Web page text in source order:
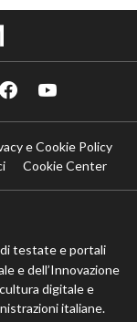
e Cookie Policy
Cookie Center
testate e portali
e dell’Innovazione
digitale e
italiane.